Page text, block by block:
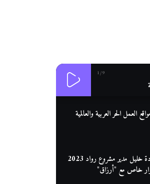
1/9
العمل الحر العربية والعالمية
د. غادة خليل مدير مشروع رواد 2023
خاص مع "أرزاق"